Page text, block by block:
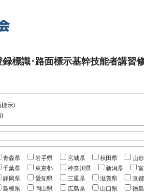
録標識･路面標示基幹技能者講習
標示)
)
青森県 岩手県 宮城県 秋田県 山
千葉県 東京都 神奈川県 新潟県
静岡県 愛知県 三重県 滋賀県 京
島根県 岡山県 広島県 山口県 徳